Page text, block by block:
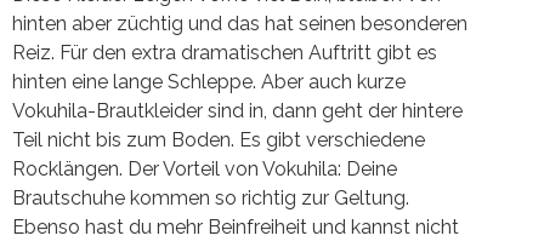
hinten aber züchtig und das hat seinen besonderen
Reiz. Für den extra dramatischen Auftritt gibt es
hinten eine lange Schleppe. Aber auch kurze
Vokuhila-Brautkleider sind in, dann geht der hintere
Teil nicht bis zum Boden. Es gibt verschiedene
Rocklängen. Der Vorteil von Vokuhila: Deine
Brautschuhe kommen so richtig zur Geltung.
Ebenso hast du mehr Beinfreiheit und kannst nicht